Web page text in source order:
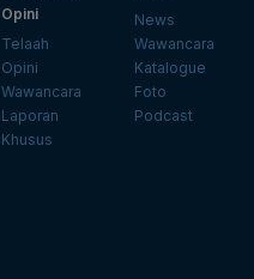
Opini
Telaah
Opini
Wawancara
Laporan
Khusus
News
Wawancara
Katalogue
Foto
Podcast